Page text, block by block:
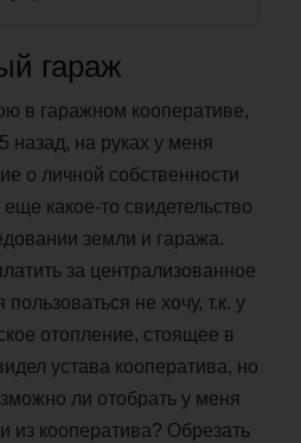
гараж
в гаражном кооперативе,
назад, на руках у меня
о личной собственности
какое-то свидетельство
земли и гаража.
за централизованное
не хочу, т.к. у
отопление, стоящее в
устава кооператива, но
ли отобрать у меня
из кооператива? Обрезать